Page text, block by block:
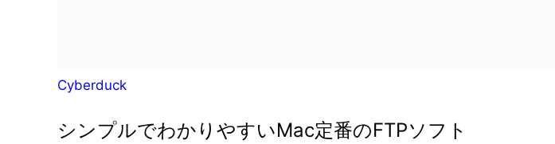
Cyberduck
シンプルでわかりやすいMac定番のFTPソフト